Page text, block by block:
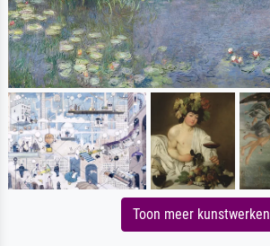
Toon meer kunstwerken